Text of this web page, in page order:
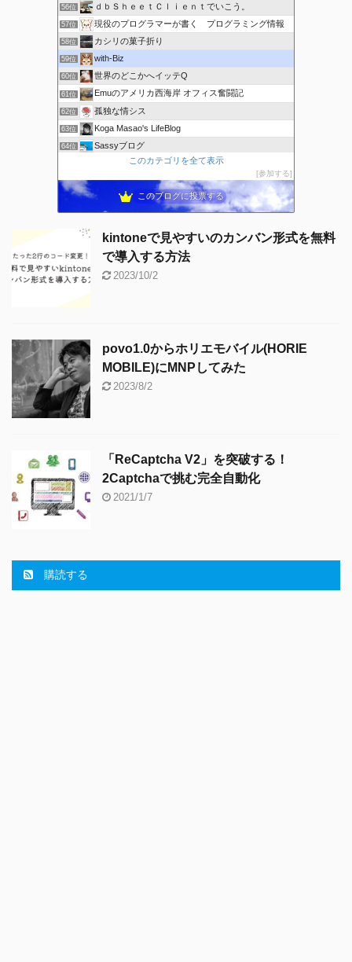
56位 ｄｂＳｈｅｅｔＣｌｉｅｎｔでいこう。
57位 現役のプログラマーが書く プログラミング情報
58位 カシリの菓子折り
59位 with-Biz
60位 世界のどこかへイッテQ
61位 Emuのアメリカ西海岸 オフィス奮闘記
62位 孤独な情シス
63位 Koga Masao's LifeBlog
64位 Sassyブログ
IT小僧の時事放談
66位 ricemountainer-blog
このカテゴリを全て表示
参加する
このブログに投票する
kintoneで見やすいのカンバン形式を無料
で導入する方法
2023/10/2
povo1.0からホリエモバイル(HORIE
MOBILE)にMNPしてみた
2023/8/2
「ReCaptcha V2」を突破する！
2Captchaで挑む完全自動化
2021/1/7
購読する